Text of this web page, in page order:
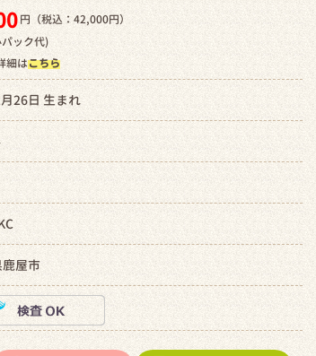
円（税込：42,000円）
ック代)
細はこちら
26日 生まれ
屋市